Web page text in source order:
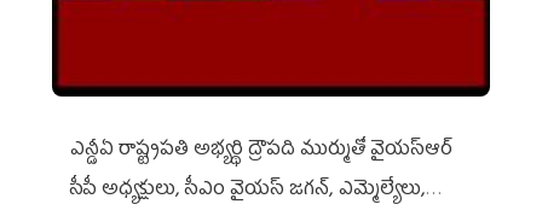
ఎన్డీఏ రాష్ట్ర‌ప‌తి అభ్య‌ర్థి ద్రౌప‌ది ముర్ముతో వైయ‌స్ఆర్
సీపీ అధ్య‌క్షులు, సీఎం వైయ‌స్ జ‌గ‌న్, ఎమ్మెల్యేలు,